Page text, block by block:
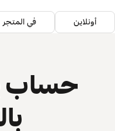
أونلاين في المتجر
حساب